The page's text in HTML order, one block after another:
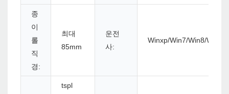
종
이
롤
직
경:
최대
85mm
운전
사:
Winxp/Win7/Win8/
tspl